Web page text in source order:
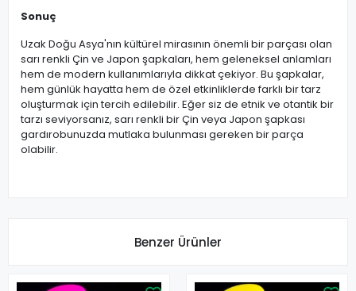
Sonuç
Uzak Doğu Asya'nın kültürel mirasının önemli bir parçası olan
sarı renkli Çin ve Japon şapkaları, hem geleneksel anlamları
hem de modern kullanımlarıyla dikkat çekiyor. Bu şapkalar,
hem günlük hayatta hem de özel etkinliklerde farklı bir tarz
oluşturmak için tercih edilebilir. Eğer siz de etnik ve otantik bir
tarzı seviyorsanız, sarı renkli bir Çin veya Japon şapkası
gardırobunuzda mutlaka bulunması gereken bir parça
olabilir.
Benzer Ürünler